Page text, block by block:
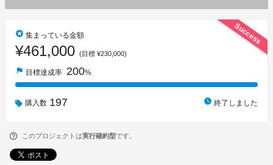
Success
stars 集まっている金額
¥461,000 (目標 ¥230,000)
flag 目標達成率 200%
購入数 197 watch_later 終了しました
このプロジェクトは実行確約型です。